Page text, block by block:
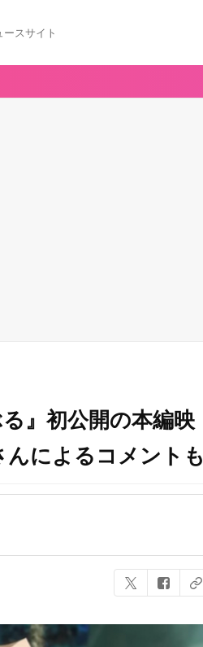
スサイト
』初公開の本編映
んによるコメントも